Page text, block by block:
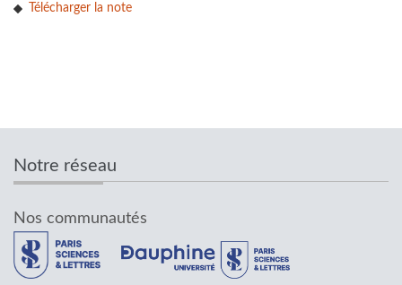
Télécharger la note
Notre réseau
Nos communautés